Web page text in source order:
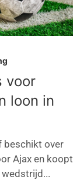
voor
loon in
beschikt over
Ajax en koopt